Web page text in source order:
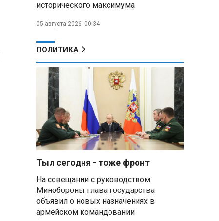
исторического максимума
05 августа 2026, 00:34
ПОЛИТИКА
Тыл сегодня - тоже фронт
На совещании с руководством
Минобороны глава государства
объявил о новых назначениях в
армейском командовании